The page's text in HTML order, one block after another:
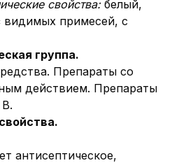
свойства: белый,
видимых примесей, с
группа.
Препараты со
действием. Препараты
антисептическое,